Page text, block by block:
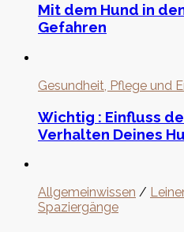
Mit dem Hund in
Gefahren
Gesundheit, Pflege und
Wichtig : Einfluss
Verhalten Deines
Allgemeinwissen /
Spaziergänge